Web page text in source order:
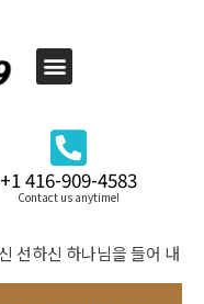
+1 416-909-4583
Contact us anytime!